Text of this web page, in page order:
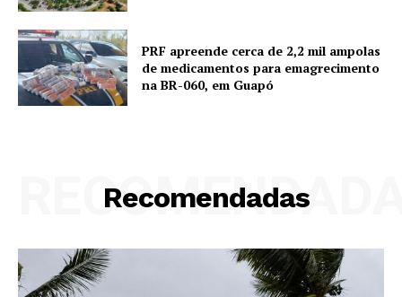
PRF apreende cerca de 2,2 mil ampolas
de medicamentos para emagrecimento
na BR-060, em Guapó
Recomendadas